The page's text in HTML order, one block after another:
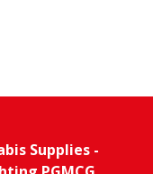
Supplies -